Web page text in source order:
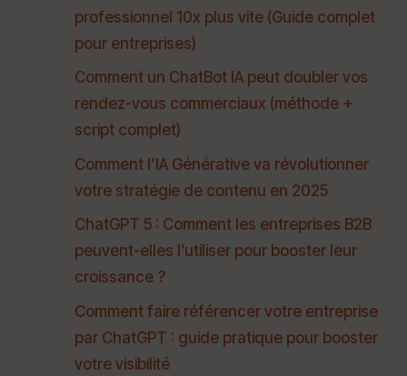
professionnel 10x plus vite (Guide complet
pour entreprises)
Comment un ChatBot IA peut doubler vos
rendez-vous commerciaux (méthode +
script complet)
Comment l’IA Générative va révolutionner
votre stratégie de contenu en 2025
ChatGPT 5 : Comment les entreprises B2B
peuvent-elles l’utiliser pour booster leur
croissance ?
Comment faire référencer votre entreprise
par ChatGPT : guide pratique pour booster
votre visibilité